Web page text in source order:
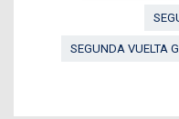
SEGUNDA VUELTA